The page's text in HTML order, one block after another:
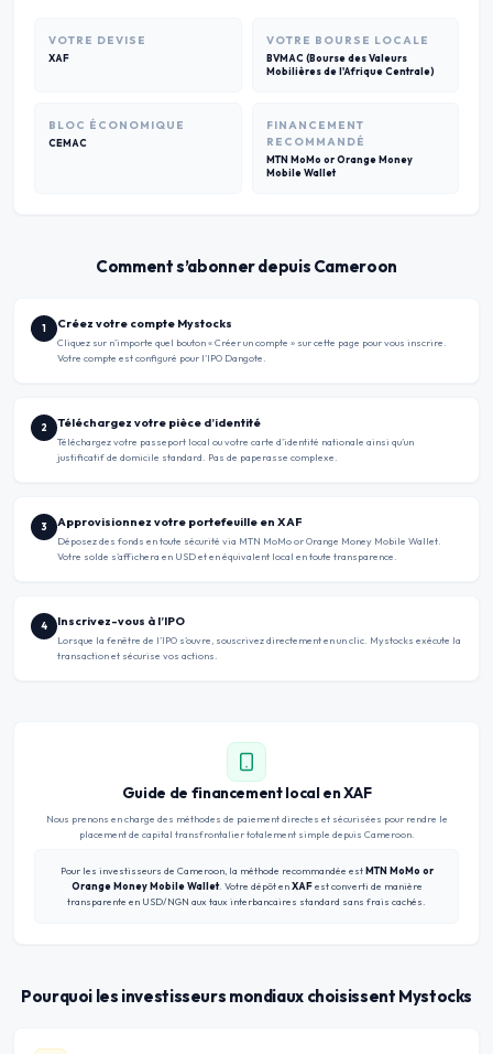
VOTRE DEVISE
XAF
VOTRE BOURSE LOCALE
BVMAC (Bourse des Valeurs
Mobilières de l'Afrique Centrale)
BLOC ÉCONOMIQUE
CEMAC
FINANCEMENT
RECOMMANDÉ
MTN MoMo or Orange Money
Mobile Wallet
Comment s’abonner depuis Cameroon
1 Créez votre compte Mystocks
Cliquez sur n’importe quel bouton « Créer un compte » sur cette page pour vous inscrire.
Votre compte est configuré pour l’IPO Dangote.
2 Téléchargez votre pièce d’identité
Téléchargez votre passeport local ou votre carte d’identité nationale ainsi qu’un
justificatif de domicile standard. Pas de paperasse complexe.
3 Approvisionnez votre portefeuille en XAF
Déposez des fonds en toute sécurité via MTN MoMo or Orange Money Mobile Wallet.
Votre solde s’affichera en USD et en équivalent local en toute transparence.
4 Inscrivez-vous à l’IPO
Lorsque la fenêtre de l’IPO s’ouvre, souscrivez directement en un clic. Mystocks exécute la
transaction et sécurise vos actions.
Guide de financement local en XAF
Nous prenons en charge des méthodes de paiement directes et sécurisées pour rendre le
placement de capital transfrontalier totalement simple depuis Cameroon.
Pour les investisseurs de Cameroon, la méthode recommandée estMTN MoMo or
Orange Money Mobile Wallet. Votre dépôt enXAFest converti de manière
transparente en USD/NGN aux taux interbancaires standard sans frais cachés.
Pourquoi les investisseurs mondiaux choisissent Mystocks